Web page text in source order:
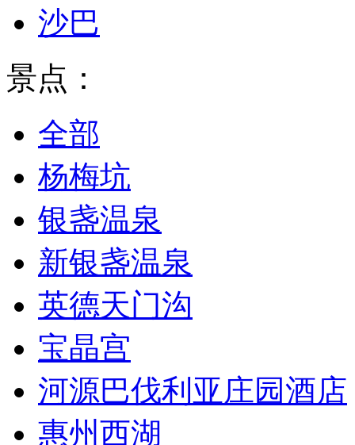
沙巴
景点：
全部
杨梅坑
银盏温泉
新银盏温泉
英德天门沟
宝晶宫
河源巴伐利亚庄园酒店
惠州西湖